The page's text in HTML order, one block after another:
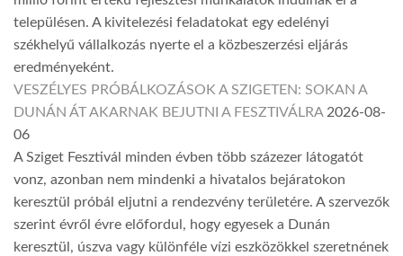
településen. A kivitelezési feladatokat egy edelényi
székhelyű vállalkozás nyerte el a közbeszerzési eljárás
eredményeként.
VESZÉLYES PRÓBÁLKOZÁSOK A SZIGETEN: SOKAN A
DUNÁN ÁT AKARNAK BEJUTNI A FESZTIVÁLRA 2026-08-
06
A Sziget Fesztivál minden évben több százezer látogatót
vonz, azonban nem mindenki a hivatalos bejáratokon
keresztül próbál eljutni a rendezvény területére. A szervezők
szerint évről évre előfordul, hogy egyesek a Dunán
keresztül, úszva vagy különféle vízi eszközökkel szeretnének